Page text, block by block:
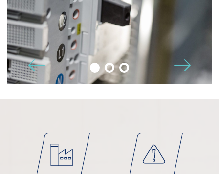
E-post
Tilleggsinformasjon
🡠